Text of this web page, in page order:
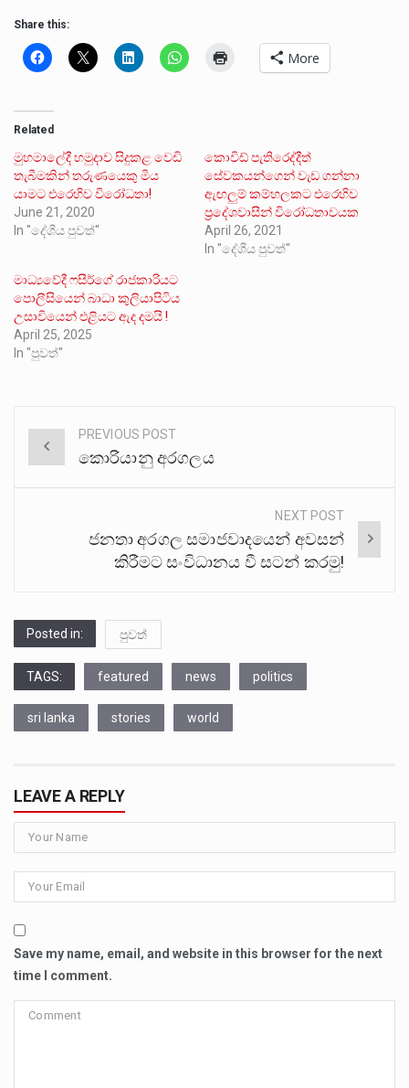
Share this:
More
Related
මුහමාලේදී හමුදාව සිදුකළ වෙඩි
තැබීමකින් තරුණයෙකු මිය
යාමට එරෙහිව විරෝධතා!
June 21, 2020
In "දේශීය පුවත්"
කොවිඩ් පැතිරෙද්දීත්
සේවකයන්ගෙන් වැඩ ගන්නා
ඇඟලුම් කම්හලකට එරෙහිව
ප්‍රදේශවාසීන් විරෝධතාවයක
April 26, 2021
In "දේශීය පුවත්"
මාධ්‍යවේදී ෆසීර්ගේ රාජකාරියට
පොලීසියෙන් බාධා කුලියාපිටිය
උසාවියෙන් එළියට ඇද දමයි !
April 25, 2025
In "පුවත්"
Post
PREVIOUS POST
කොරියානු අරගලය
NEXT POST
ජනතා අරගල සමාජවාදයෙන් අවසන්
කිරීමට සංවිධානය වී සටන් කරමු!
Posted in: පුවත්
TAGS: featured news politics
sri lanka stories world
LEAVE A REPLY
Save my name, email, and website in this browser for the next
time I comment.